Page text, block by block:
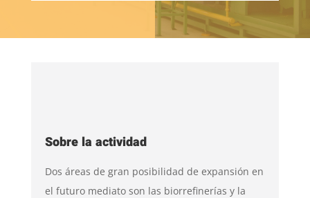
Sobre la actividad
Dos áreas de gran posibilidad de expansión en
el futuro mediato son las biorrefinerías y la